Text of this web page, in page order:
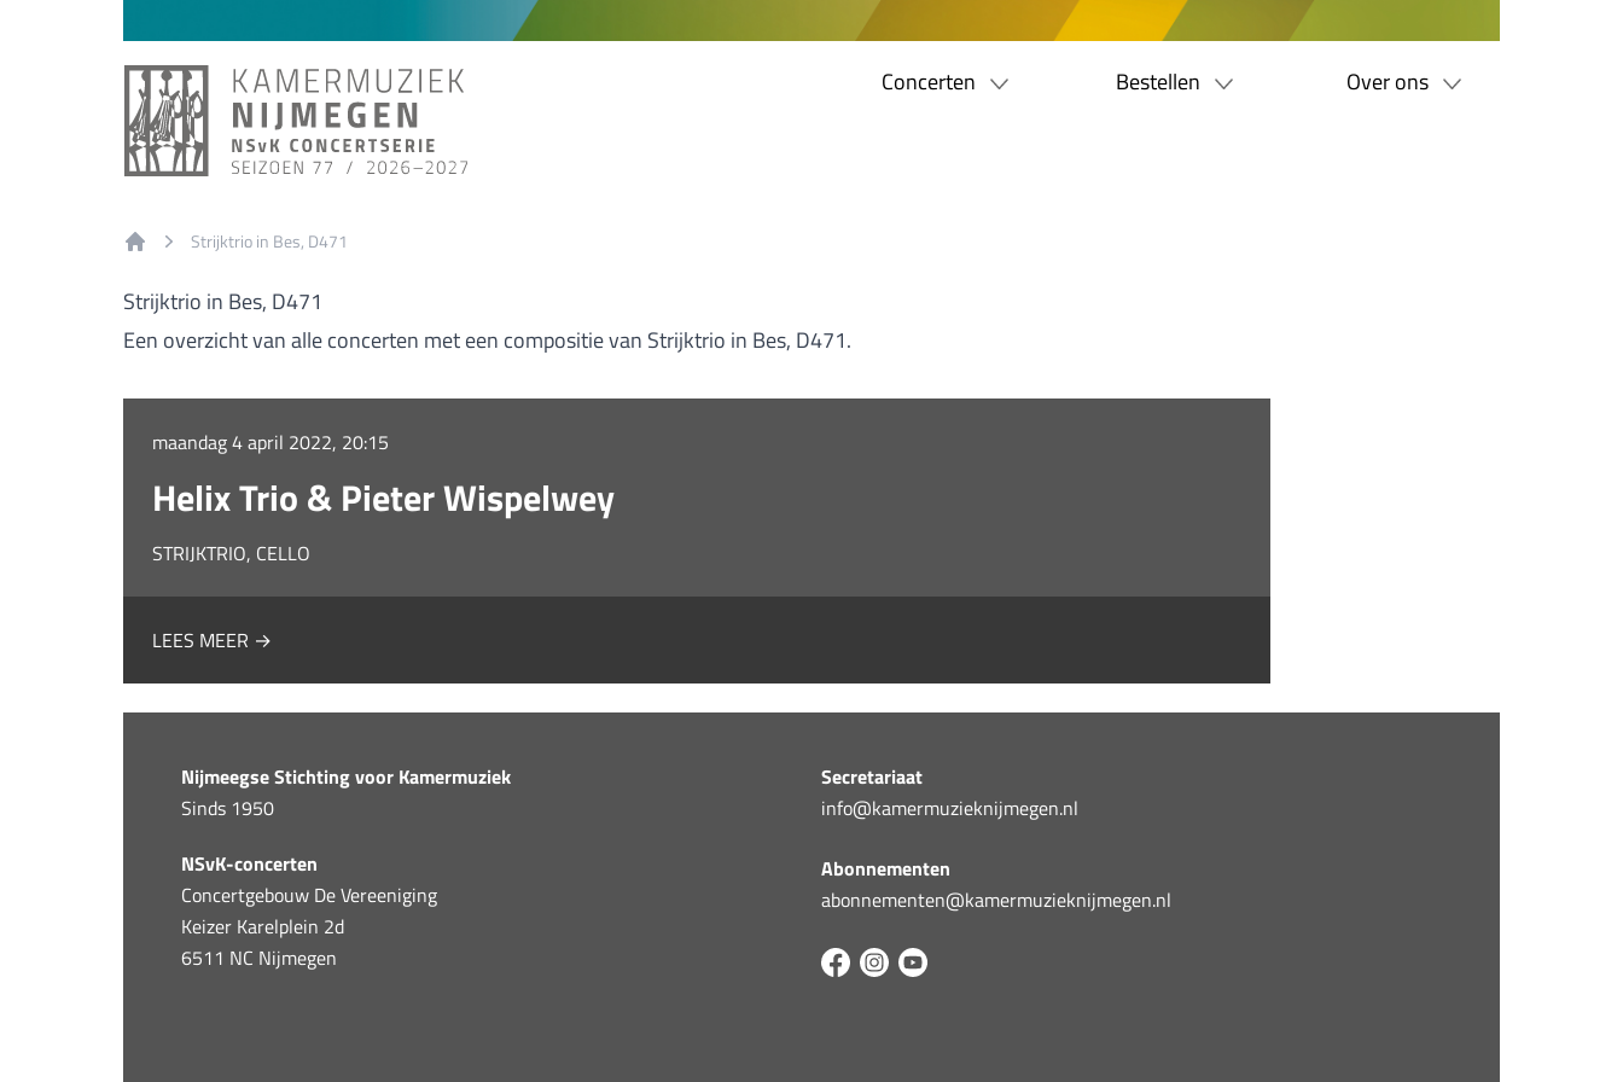
Concerten Bestellen Over ons
Strijktrio in Bes, D471
Strijktrio in Bes, D471
Een overzicht van alle concerten met een compositie van Strijktrio in Bes, D471.
maandag 4 april 2022, 20:15
Helix Trio & Pieter Wispelwey
STRIJKTRIO, CELLO
LEES MEER →
Nijmeegse Stichting voor Kamermuziek
Sinds 1950
NSvK-concerten
Concertgebouw De Vereeniging
Keizer Karelplein 2d
6511 NC Nijmegen
Secretariaat
info@kamermuzieknijmegen.nl
Abonnementen
abonnementen@kamermuzieknijmegen.nl